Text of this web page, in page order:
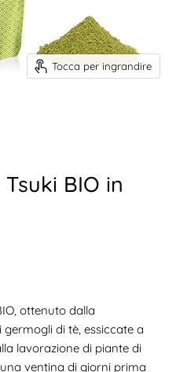
Tocca per ingrandire
BIO in
ottenuto dalla
germogli di tè, essiccate a
lavorazione di piante di
ventina di giorni prima